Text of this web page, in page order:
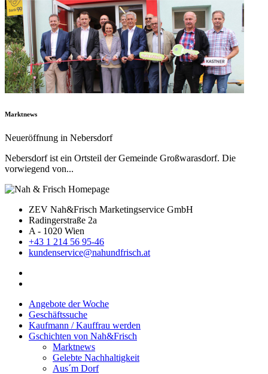
Marktnews
Neueröffnung in Nebersdorf
Nebersdorf ist ein Ortsteil der Gemeinde Großwarasdorf. Die
vorwiegend von...
ZEV Nah&Frisch Marketingservice GmbH
Radingerstraße 2a
A - 1020 Wien
+43 1 214 56 95-46
kundenservice@nahundfrisch.at
Angebote der Woche
Geschäftssuche
Kaufmann / Kauffrau werden
Gschichten von Nah&Frisch
Marktnews
Gelebte Nachhaltigkeit
Aus´m Dorf